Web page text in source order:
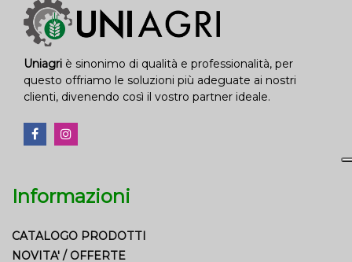
Uniagri è sinonimo di qualità e professionalità, per
questo offriamo le soluzioni più adeguate ai nostri
clienti, divenendo così il vostro partner ideale.
Informazioni
CATALOGO PRODOTTI
NOVITA' / OFFERTE